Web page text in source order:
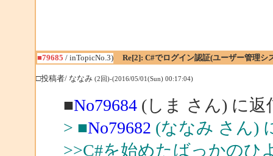
■79685 / inTopicNo.3) Re[2]: C#でログイン認証(ユーザー管理シ
□投稿者/ ななみ (2回)-(2016/05/01(Sun) 00:17:04)
■No79684(しま さん) に返
> ■No79682 (ななみ さん)
>>C#を始めたばっかのひ